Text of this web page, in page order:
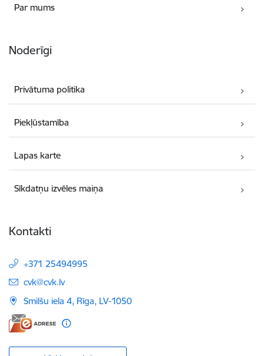
Par mums
Noderīgi
Privātuma politika
Piekļūstamība
Lapas karte
Sīkdatņu izvēles maiņa
Kontakti
+371 25494995
E-pasts:
cvk@cvk.lv
Smilšu iela 4, Rīga, LV-1050